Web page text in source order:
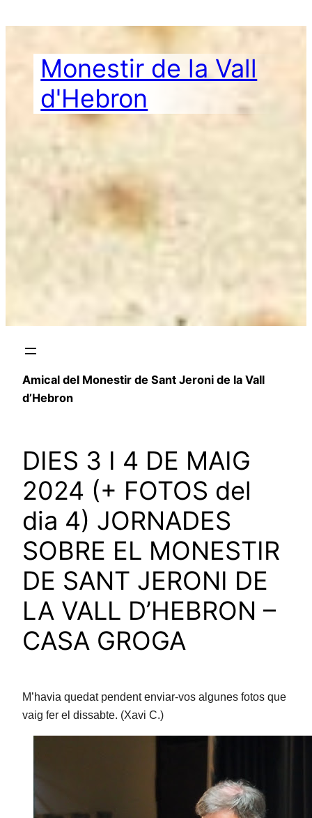
contingut
Monestir de la Vall
d'Hebron
Amical del Monestir de Sant Jeroni de la Vall
d’Hebron
DIES 3 I 4 DE MAIG
2024 (+ FOTOS del
dia 4) JORNADES
SOBRE EL MONESTIR
DE SANT JERONI DE
LA VALL D’HEBRON –
CASA GROGA
M’havia quedat pendent enviar-vos algunes fotos que
vaig fer el dissabte. (Xavi C.)